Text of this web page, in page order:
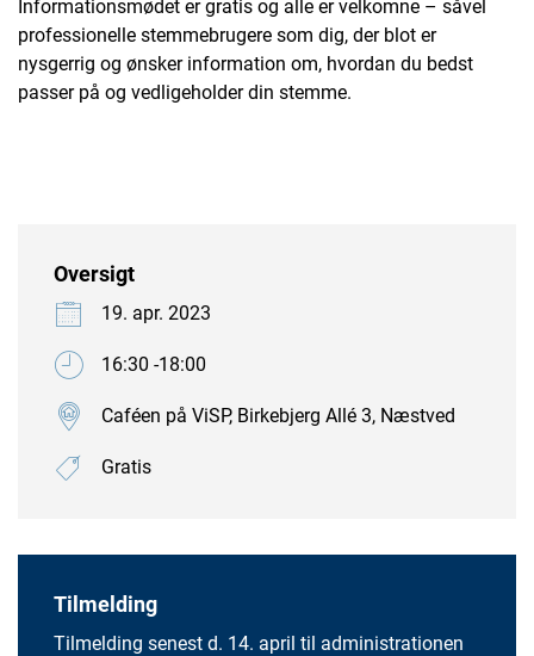
Informationsmødet er gratis og alle er velkomne – såvel
professionelle stemmebrugere som dig, der blot er
nysgerrig og ønsker information om, hvordan du bedst
passer på og vedligeholder din stemme.
Oversigt
19. apr. 2023
16:30 -18:00
Caféen på ViSP, Birkebjerg Allé 3, Næstved
Gratis
Tilmelding
Tilmelding senest d. 14. april til administrationen